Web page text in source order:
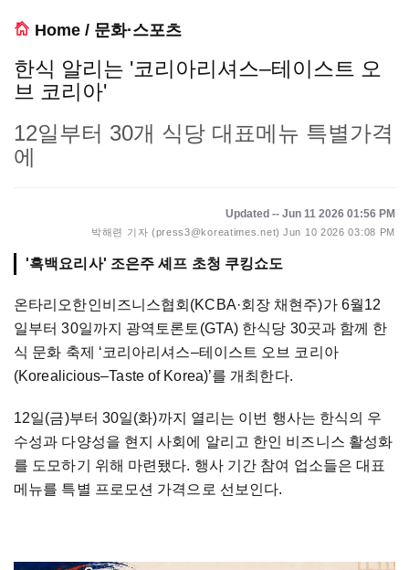
Home / 문화·스포츠
한식 알리는 '코리아리셔스–테이스트 오
브 코리아'
12일부터 30개 식당 대표메뉴 특별가격
에
Updated -- Jun 11 2026 01:56 PM
박해련 기자 (press3@koreatimes.net) Jun 10 2026 03:08 PM
'흑백요리사' 조은주 셰프 초청 쿠킹쇼도
온타리오한인비즈니스협회(KCBA·회장 채현주)가 6월12
일부터 30일까지 광역토론토(GTA) 한식당 30곳과 함께 한
식 문화 축제 ‘코리아리셔스–테이스트 오브 코리아
(Korealicious–Taste of Korea)’를 개최한다.
12일(금)부터 30일(화)까지 열리는 이번 행사는 한식의 우
수성과 다양성을 현지 사회에 알리고 한인 비즈니스 활성화
를 도모하기 위해 마련됐다. 행사 기간 참여 업소들은 대표
메뉴를 특별 프로모션 가격으로 선보인다.